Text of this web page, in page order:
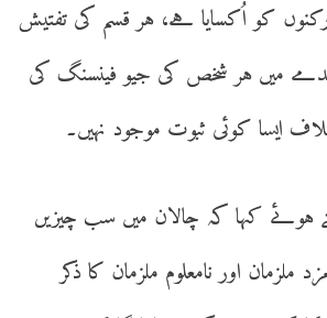
کو اُکسایا ہے، ہر قسم کی تفتیش
میں ہر شخص کی جیو فینسنگ کی
ایسا کوئی ثبوت موجود نہیں۔
ہوئے کہا کہ چالان میں سب چیزیں
ملزمان اور نامعلوم ملزمان کا ذکر